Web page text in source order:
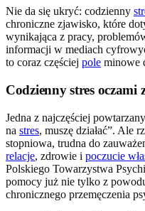
Nie da się ukryć: codzienny
chroniczne zjawisko, które
wynikająca z pracy,
informacji w mediach
to coraz częściej pole minowe
Codzienny stres oczami
Jedna z najczęściej
na stres, muszę działać”. Ale
stopniowa, trudna do
relacje, zdrowie i poczucie
Polskiego Towarzystwa
pomocy już nie tylko z
chronicznego przemęczenia